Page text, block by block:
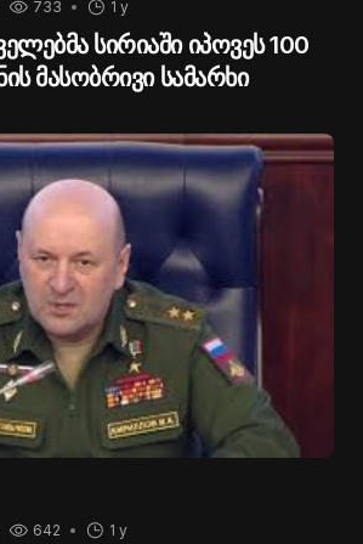
1 y
733
სირიაში იპოვეს 100
მასობრივი სამარხი
1 y
642